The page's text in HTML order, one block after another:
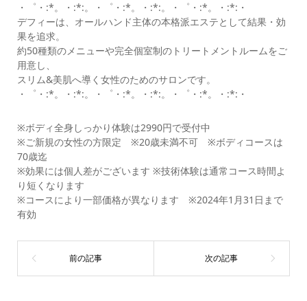
・゜・:*。・:*:。・゜・:*。・:*:。・゜・:*。・:*:・
デフィーは、オールハンド主体の本格派エステとして結果・効
果を追求。
約50種類のメニューや完全個室制のトリートメントルームをご
用意し、
スリム&美肌へ導く女性のためのサロンです。
・゜・:*。・:*:。・゜・:*。・:*:。・゜・:*。・:*:・
※ボディ全身しっかり体験は2990円で受付中
※ご新規の女性の方限定 ※20歳未満不可 ※ボディコースは
70歳迄
※効果には個人差がございます ※技術体験は通常コース時間よ
り短くなります
※コースにより一部価格が異なります ※2024年1月31日まで
有効